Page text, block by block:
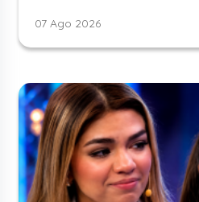
07 Ago 2026